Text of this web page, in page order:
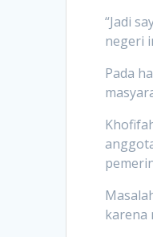
“Jadi
negeri
Pada
karena